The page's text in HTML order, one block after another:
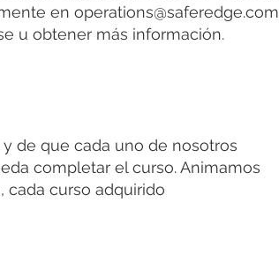
en operations@saferedge.com
u obtener más información.
de que cada uno de nosotros
completar el curso. Animamos
cada curso adquirido